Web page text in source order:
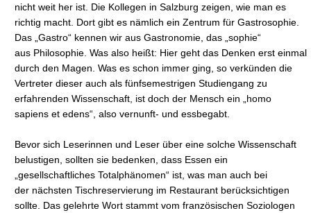
nicht weit her ist. Die Kollegen in Salzburg zeigen, wie man es
richtig macht. Dort gibt es nämlich ein Zentrum für Gastrosophie.
Das „Gastro“ kennen wir aus Gastronomie, das „sophie“
aus Philosophie. Was also heißt: Hier geht das Denken erst einmal
durch den Magen. Was es schon immer ging, so verkünden die
Vertreter dieser auch als fünfsemestrigen Studiengang zu
erfahrenden Wissenschaft, ist doch der Mensch ein „homo
sapiens et edens“, also vernunft- und essbegabt.
Bevor sich Leserinnen und Leser über eine solche Wissenschaft
belustigen, sollten sie bedenken, dass Essen ein
„gesellschaftliches Totalphänomen“ ist, was man auch bei
der nächsten Tischreservierung im Restaurant berücksichtigen
sollte. Das gelehrte Wort stammt vom französischen Soziologen